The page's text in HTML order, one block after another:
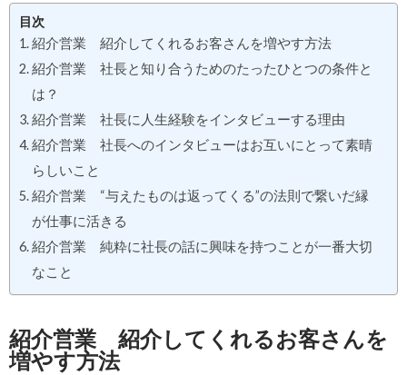
目次
紹介営業 紹介してくれるお客さんを増やす方法
紹介営業 社長と知り合うためのたったひとつの条件と
は？
紹介営業 社長に人生経験をインタビューする理由
紹介営業 社長へのインタビューはお互いにとって素晴
らしいこと
紹介営業 “与えたものは返ってくる”の法則で繋いだ縁
が仕事に活きる
紹介営業 純粋に社長の話に興味を持つことが一番大切
なこと
紹介営業 紹介してくれるお客さんを
増やす方法